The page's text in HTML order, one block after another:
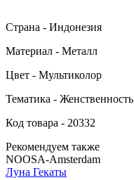
Страна - Индонезия
Материал - Металл
Цвет - Мультиколор
Тематика - Женственность
Код товара - 20332
Рекомендуем также
NOOSA-Amsterdam
Луна Гекаты